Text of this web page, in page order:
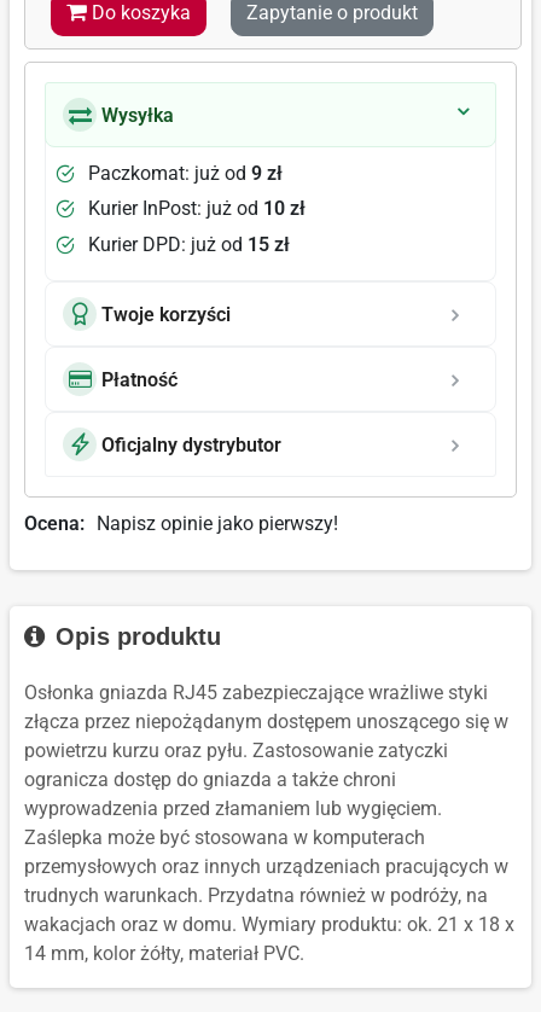
Do koszyka Zapytanie o produkt
Wysyłka
Paczkomat: już od 9 zł
Kurier InPost: już od 10 zł
Kurier DPD: już od 15 zł
Twoje korzyści
Płatność
Oficjalny dystrybutor
Ocena: Napisz opinie jako pierwszy!
Opis produktu
Osłonka gniazda RJ45 zabezpieczające wrażliwe styki
złącza przez niepożądanym dostępem unoszącego się w
powietrzu kurzu oraz pyłu. Zastosowanie zatyczki
ogranicza dostęp do gniazda a także chroni
wyprowadzenia przed złamaniem lub wygięciem.
Zaślepka może być stosowana w komputerach
przemysłowych oraz innych urządzeniach pracujących w
trudnych warunkach. Przydatna również w podróży, na
wakacjach oraz w domu. Wymiary produktu: ok. 21 x 18 x
14 mm, kolor żółty, materiał PVC.